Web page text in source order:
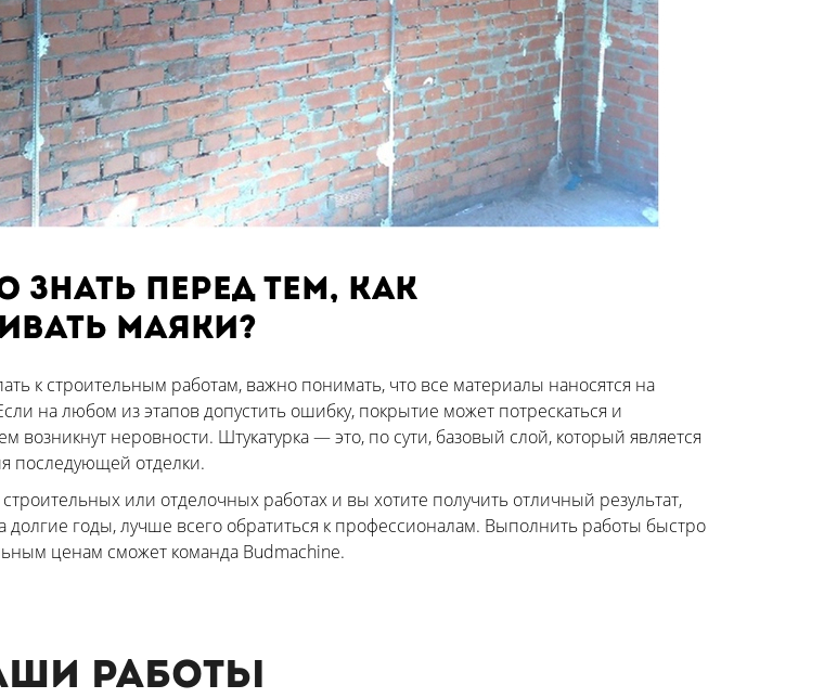
знать перед тем, как
маяки?
к строительным работам, важно понимать, что все материалы наносятся на
на любом из этапов допустить ошибку, покрытие может потрескаться и
возникнут неровности. Штукатурка — это, по сути, базовый слой, который является
последующей отделки.
или отделочных работах и вы хотите получить отличный результат,
долгие годы, лучше всего обратиться к профессионалам. Выполнить работы быстро
ценам сможет команда Budmachine.
работы